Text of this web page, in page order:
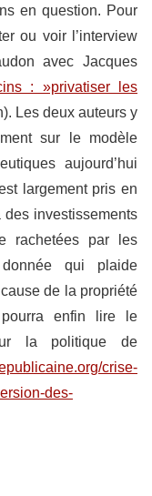
en question. Pour
ou voir l’interview
avec Jacques
: »privatiser les
Les deux auteurs y
sur le modèle
aujourd’hui
largement pris en
investissements
rachetées par les
qui plaide
de la propriété
enfin lire le
la politique de
crise-
des-